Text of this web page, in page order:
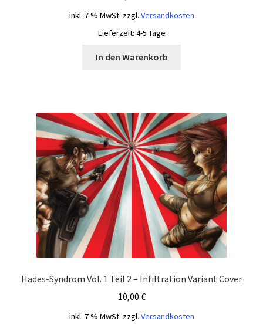
inkl. 7 % MwSt. zzgl. Versandkosten
Lieferzeit: 4-5 Tage
In den Warenkorb
Hades-Syndrom Vol. 1 Teil 2 – Infiltration Variant Cover
10,00 €
inkl. 7 % MwSt. zzgl. Versandkosten